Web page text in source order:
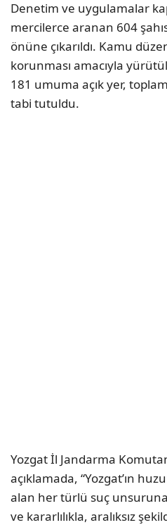
Denetim ve uygulamalar
mercilerce aranan 604
önüne çıkarıldı. Kamu
korunması amacıyla
181 umuma açık yer,
tabi tutuldu.
Yozgat İl Jandarma
açıklamada, “Yozgat’ın
alan her türlü suç
ve kararlılıkla, aralıksız